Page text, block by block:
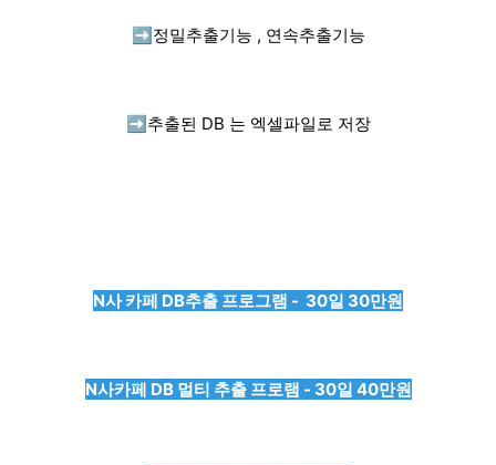
➡️ 정밀추출기능 , 연속추출기능
➡️ 추출된 DB 는 엑셀파일로 저장
N사 카페 DB추출 프로그램 - 30일 30만원
N사카페 DB 멀티 추출 프로램 - 30일 40만원